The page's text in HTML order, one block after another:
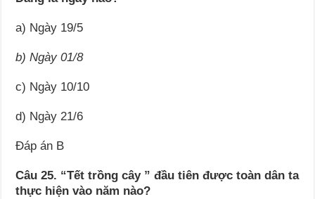
a) Ngày 19/5
b) Ngày 01/8
c) Ngày 10/10
d) Ngày 21/6
Đáp án B
Câu 25. “Tết trồng cây ” đầu tiên được toàn dân ta
thực hiện vào năm nào?